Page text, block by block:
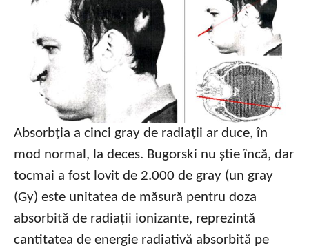
Absorbția a cinci gray de radiații ar duce, în
mod normal, la deces. Bugorski nu știe încă, dar
tocmai a fost lovit de 2.000 de gray (un gray
(Gy) este unitatea de măsură pentru doza
absorbită de radiații ionizante, reprezintă
cantitatea de energie radiativă absorbită pe